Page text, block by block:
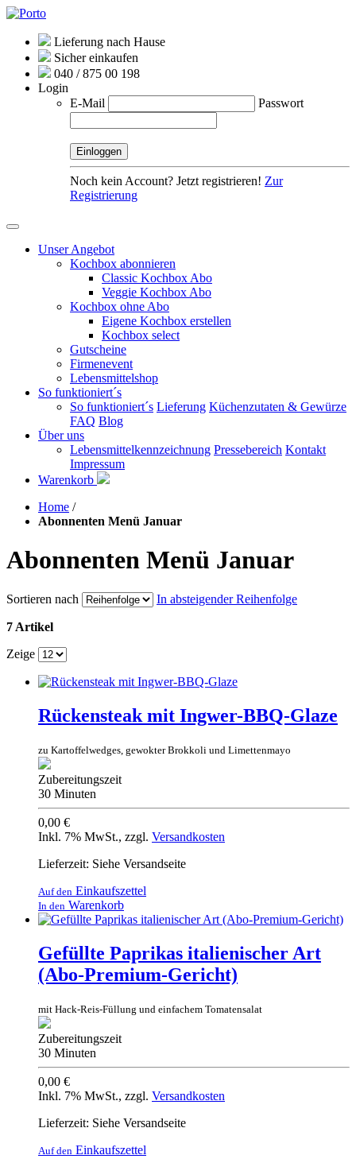
Lieferung nach Hause
Sicher einkaufen
040 / 875 00 198
Login
E-Mail
Passwort
Noch kein Account? Jetzt registrieren! Zur
Registrierung
Unser Angebot
Kochbox abonnieren
Classic Kochbox Abo
Veggie Kochbox Abo
Kochbox ohne Abo
Eigene Kochbox erstellen
Kochbox select
Gutscheine
Firmenevent
Lebensmittelshop
So funktioniert´s
So funktioniert´s Lieferung Küchenzutaten & Gewürze
FAQ Blog
Über uns
Lebensmittelkennzeichnung Pressebereich Kontakt
Impressum
Warenkorb
Home /
Abonnenten Menü Januar
Abonnenten Menü Januar
Sortieren nach In absteigender Reihenfolge
7 Artikel
Zeige
Rückensteak mit Ingwer-BBQ-Glaze
zu Kartoffelwedges, gewokter Brokkoli und Limettenmayo
Zubereitungszeit
30 Minuten
0,00 €
Inkl. 7% MwSt., zzgl. Versandkosten
Lieferzeit: Siehe Versandseite
Auf den Einkaufszettel
In den Warenkorb
Gefüllte Paprikas italienischer Art
(Abo-Premium-Gericht)
mit Hack-Reis-Füllung und einfachem Tomatensalat
Zubereitungszeit
30 Minuten
0,00 €
Inkl. 7% MwSt., zzgl. Versandkosten
Lieferzeit: Siehe Versandseite
Auf den Einkaufszettel